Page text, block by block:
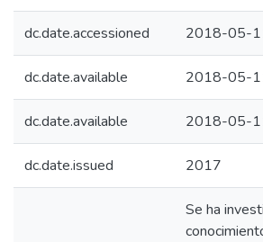
dc.date.accessioned 2018-05-
dc.date.available 2018-05-
dc.date.available 2018-05-
dc.date.issued 2017
Se ha